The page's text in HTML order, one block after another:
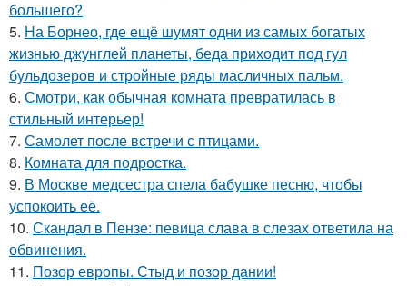
большего?
5. На Борнео, где ещё шумят одни из самых богатых
жизнью джунглей планеты, беда приходит под гул
бульдозеров и стройные ряды масличных пальм.
6. Смотри, как обычная комната превратилась в
стильный интерьер!
7. Самолет после встречи с птицами.
8. Комната для подростка.
9. В Москве медсестра спела бабушке песню, чтобы
успокоить её.
10. Скандал в Пензе: певица слава в слезах ответила на
обвинения.
11. Позор европы. Стыд и позор дании!